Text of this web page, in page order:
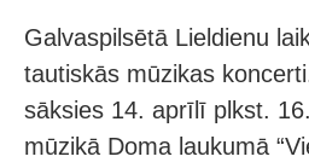
Galvaspilsētā Lieldienu
tautiskās mūzikas
sāksies 14. aprīlī plkst.
mūzikā Doma laukumā